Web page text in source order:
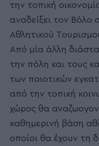
την τοπική
αναδείξει τον
Αθλητικού
Από μία άλλη
την πόλη και τους
των ποιοτικών
από την τοπική
χώρος θα
καθημερινή βάση
οποίοι θα έχουν τη